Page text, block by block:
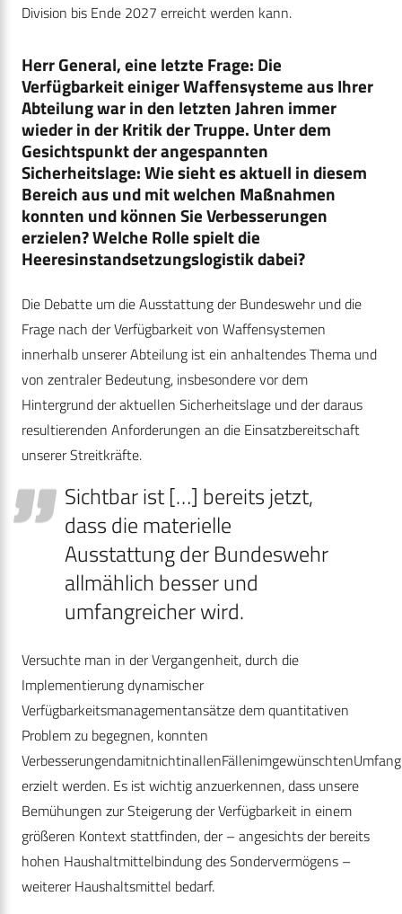
Division bis Ende 2027 erreicht werden kann.
Herr General, eine letzte Frage: Die
Verfügbarkeit einiger Waffensysteme aus Ihrer
Abteilung war in den letzten Jahren immer
wieder in der Kritik der Truppe. Unter dem
Gesichtspunkt der angespannten
Sicherheitslage: Wie sieht es aktuell in diesem
Bereich aus und mit welchen Maßnahmen
konnten und können Sie Verbesserungen
erzielen? Welche Rolle spielt die
Heeresinstandsetzungslogistik dabei?
Die Debatte um die Ausstattung der Bundeswehr und die
Frage nach der Verfügbarkeit von Waffensystemen
innerhalb unserer Abteilung ist ein anhaltendes Thema und
von zentraler Bedeutung, insbesondere vor dem
Hintergrund der aktuellen Sicherheitslage und der daraus
resultierenden Anforderungen an die Einsatzbereitschaft
unserer Streitkräfte.
Sichtbar ist […] bereits jetzt,
dass die materielle
Ausstattung der Bundeswehr
allmählich besser und
umfangreicher wird.
Versuchte man in der Vergangenheit, durch die
Implementierung dynamischer
Verfügbarkeitsmanagementansätze dem quantitativen
Problem zu begegnen, konnten
VerbesserungendamitnichtinallenFällenimgewünschtenUmfang
erzielt werden. Es ist wichtig anzuerkennen, dass unsere
Bemühungen zur Steigerung der Verfügbarkeit in einem
größeren Kontext stattfinden, der – angesichts der bereits
hohen Haushaltmittelbindung des Sondervermögens –
weiterer Haushaltsmittel bedarf.